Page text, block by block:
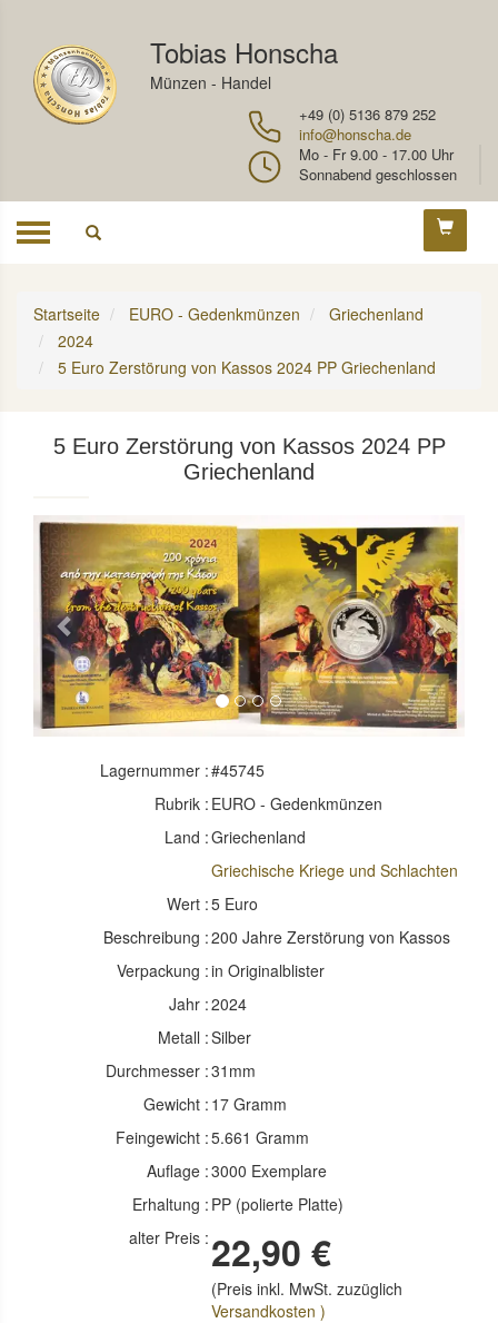
Tobias Honscha
Münzen - Handel
+49 (0) 5136 879 252
info@honscha.de
Mo - Fr 9.00 - 17.00 Uhr
Sonnabend geschlossen
Toggle
Startseite EURO - Gedenkmünzen
Griechenland
2024
5 Euro Zerstörung von Kassos 2024 PP Griechenland
5 Euro Zerstörung von Kassos 2024 PP
Griechenland
Previous Next
Lagernummer :#45745
Rubrik : EURO - Gedenkmünzen
Land :Griechenland
Griechische Kriege und Schlachten
Wert :5 Euro
Beschreibung :200 Jahre Zerstörung von Kassos
Verpackung :in Originalblister
Jahr :2024
Metall :Silber
Durchmesser :31mm
Gewicht : 17 Gramm
Feingewicht :5.661 Gramm
Auflage :3000 Exemplare
Erhaltung : PP (polierte Platte)
alter Preis : 22,90 €
(Preis inkl. MwSt. zuzüglich
Versandkosten )